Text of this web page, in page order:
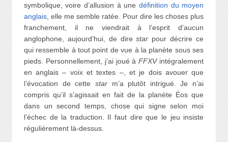
symbolique, voire d’allusion à une définition du moyen
anglais, elle me semble ratée. Pour dire les choses plus
franchement, il ne viendrait à l’esprit d’aucun
anglophone, aujourd’hui, de direstar pour décrire ce
qui ressemble à tout point de vue à la planète sous ses
pieds. Personnellement, j’ai joué àFFXVintégralement
en anglais – voix et textes –, et je dois avouer que
l’évocation de cette starm’a plutôt intrigué. Je n’ai
compris qu’il s’agissait en fait de la planète Éos que
dans un second temps, chose qui signe selon moi
l’échec de la traduction. Il faut dire que le jeu insiste
régulièrement là-dessus.